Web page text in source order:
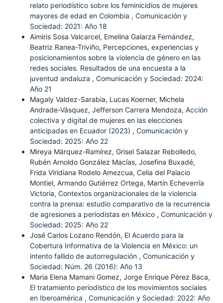
relato periodístico sobre los feminicidios de mujeres
mayores de edad en Colombia , Comunicación y
Sociedad: 2021: Año 18
Aimiris Sosa Valcarcel, Emelina Galarza Fernández,
Beatriz Ranea-Triviño, Percepciones, experiencias y
posicionamientos sobre la violencia de género en las
redes sociales. Resultados de una encuesta a la
juventud andaluza , Comunicación y Sociedad: 2024:
Año 21
Magaly Valdez-Sarabia, Lucas Koerner, Michela
Andrade-Vásquez, Jefferson Carrera Mendoza, Acción
colectiva y digital de mujeres en las elecciones
anticipadas en Ecuador (2023) , Comunicación y
Sociedad: 2025: Año 22
Mireya Márquez-Ramírez, Grisel Salazar Rebolledo,
Rubén Arnoldo González Macías, Josefina Buxadé,
Frida Viridiana Rodelo Amezcua, Celia del Palacio
Montiel, Armando Gutiérrez Ortega, Martín Echeverría
Victoria, Contextos organizacionales de la violencia
contra la prensa: estudio comparativo de la recurrencia
de agresiones a periodistas en México , Comunicación y
Sociedad: 2025: Año 22
José Carlos Lozano Rendón, El Acuerdo para la
Cobertura Informativa de la Violencia en México: un
intento fallido de autorregulación , Comunicación y
Sociedad: Núm. 26 (2016): Año 13
Maria Elena Mamani Gomez, Jorge Enrique Pérez Baca,
El tratamiento periodístico de los movimientos sociales
en Iberoamérica , Comunicación y Sociedad: 2022: Año